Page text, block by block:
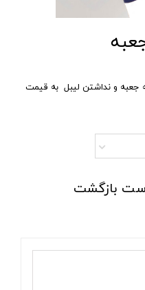
جعبه و نداشتن لیبل به قیمت
بازگشت